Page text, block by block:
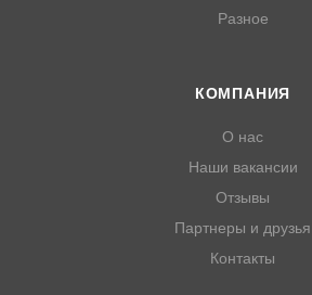
Разное
КОМПАНИЯ
О нас
Наши вакансии
Отзывы
Партнеры и друзья
Контакты